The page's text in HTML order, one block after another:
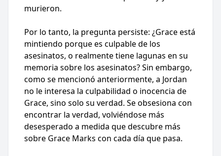
murieron.
Por lo tanto, la pregunta persiste: ¿Grace está
mintiendo porque es culpable de los
asesinatos, o realmente tiene lagunas en su
memoria sobre los asesinatos? Sin embargo,
como se mencionó anteriormente, a Jordan
no le interesa la culpabilidad o inocencia de
Grace, sino solo su verdad. Se obsesiona con
encontrar la verdad, volviéndose más
desesperado a medida que descubre más
sobre Grace Marks con cada día que pasa.